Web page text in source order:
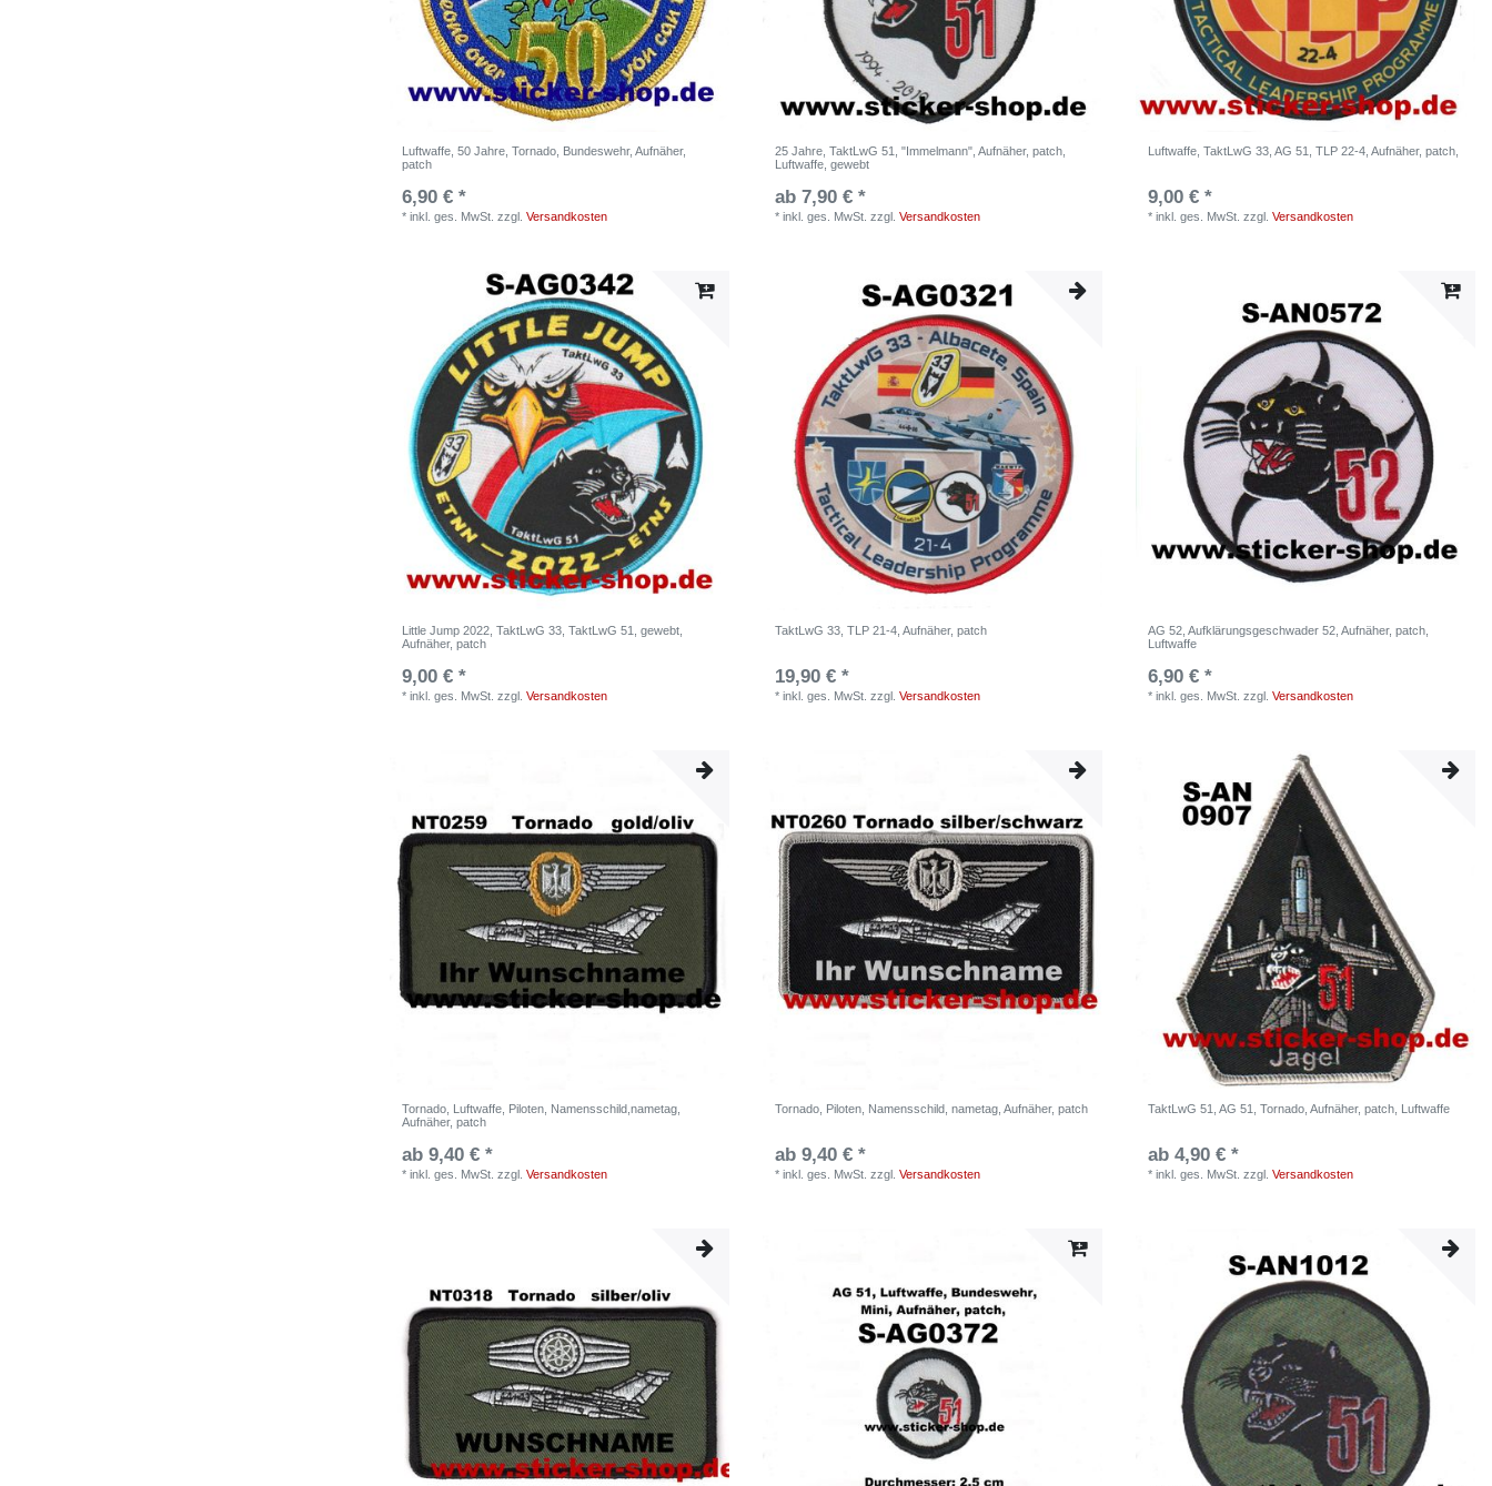
Luftwaffe, 50 Jahre, Tornado, Bundeswehr, Aufnäher,
patch
6,90 € *
*inkl. ges. MwSt. zzgl.Versandkosten
25 Jahre, TaktLwG 51, "Immelmann", Aufnäher, patch,
Luftwaffe, gewebt
ab 7,90 € *
*inkl. ges. MwSt. zzgl.Versandkosten
Luftwaffe, TaktLwG 33, AG 51, TLP 22-4, Aufnäher, patch,
9,00 € *
*inkl. ges. MwSt. zzgl.Versandkosten
Little Jump 2022, TaktLwG 33, TaktLwG 51, gewebt,
Aufnäher, patch
9,00 € *
*inkl. ges. MwSt. zzgl.Versandkosten
TaktLwG 33, TLP 21-4, Aufnäher, patch
19,90 € *
*inkl. ges. MwSt. zzgl.Versandkosten
AG 52, Aufklärungsgeschwader 52, Aufnäher, patch,
Luftwaffe
6,90 € *
*inkl. ges. MwSt. zzgl.Versandkosten
Tornado, Luftwaffe, Piloten, Namensschild,nametag,
Aufnäher, patch
ab 9,40 € *
*inkl. ges. MwSt. zzgl.Versandkosten
Tornado, Piloten, Namensschild, nametag, Aufnäher, patch
ab 9,40 € *
*inkl. ges. MwSt. zzgl.Versandkosten
TaktLwG 51, AG 51, Tornado, Aufnäher, patch, Luftwaffe
ab 4,90 € *
*inkl. ges. MwSt. zzgl.Versandkosten